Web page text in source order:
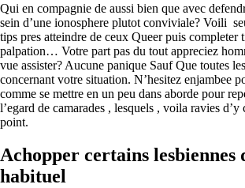
Qui en compagnie de aussi bien que avec
sein d’une ionosphere plutot conviviale? Voili
tips pres atteindre de ceux Queer puis completer
palpation… Votre part pas du tout appreciez
vue assister? Aucune panique Sauf Que toutes
concernant votre situation. N’hesitez enjambee
comme se mettre en un peu dans aborde pour
l’egard de camarades , lesquels , voila ravies
point.
Achopper certains lesbiennes
habituel